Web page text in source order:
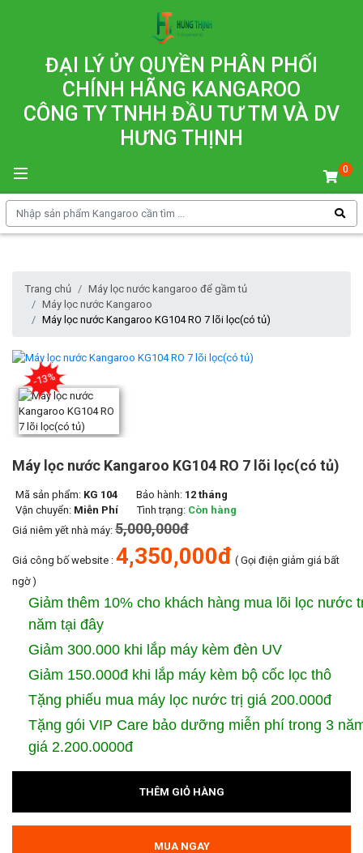
ĐẠI LÝ ỦY QUYỀN PHÂN PHỐI
CHÍNH HÃNG KANGAROO
CÔNG TY TNHH ĐẦU TƯ TM VÀ DV
HƯNG THỊNH
0
Trang chủ
Máy lọc nước kangaroo để gầm tủ
Máy lọc nước Kangaroo
Máy lọc nước Kangaroo KG104 RO 7 lõi lọc(có tủ)
-13
Máy lọc nước Kangaroo KG104 RO 7 lõi lọc(có tủ)
Mã sản phẩm: KG 104 Bảo hành: 12 tháng
Vận chuyển: Miễn Phí Tình trạng: Còn hàng
Giá niêm yết nhà máy: 5,000,000đ
Giá công bố website : 4,350,000đ ( Gọi điện giảm giá bất
ngờ )
Giảm thêm 10% cho khách hàng mua lõi lọc nước
năm tại đây
Giảm 300.000 khi lắp máy kèm đèn UV
Giảm 150.000đ khi lắp máy kèm bộ cốc lọc thô
Tặng phiếu mua máy lọc nước trị giá 200.000đ
Tặng gói VIP Care bảo dưỡng miễn phí trong 3
giá 2.200.0000đ
THÊM GIỎ HÀNG
MUA NGAY